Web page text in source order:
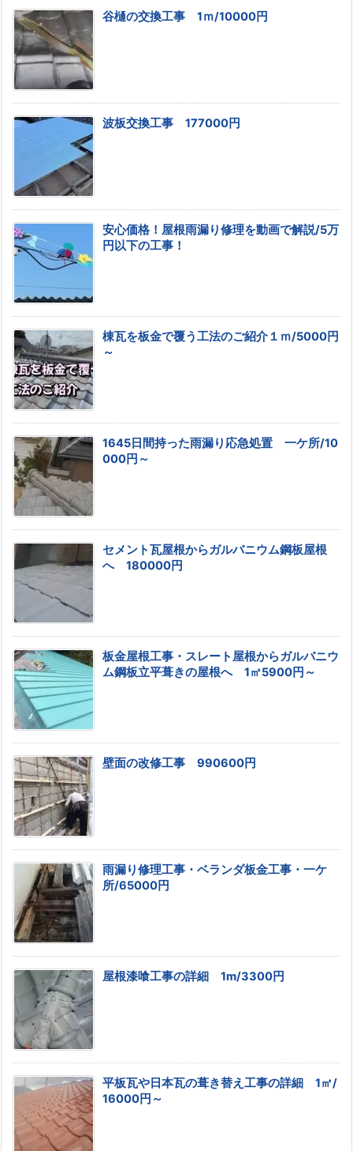
谷樋の交換工事 1ｍ/10000円
波板交換工事 177000円
安心価格！屋根雨漏り修理を動画で解説/5万
円以下の工事！
棟瓦を板金で覆う工法のご紹介１ｍ/5000円
～
1645日間持った雨漏り応急処置 一ケ所/10
000円～
セメント瓦屋根からガルバニウム鋼板屋根
へ 180000円
板金屋根工事・スレート屋根からガルバニウ
ム鋼板立平葺きの屋根へ 1㎡5900円～
壁面の改修工事 990600円
雨漏り修理工事・ベランダ板金工事・一ケ
所/65000円
屋根漆喰工事の詳細 1m/3300円
平板瓦や日本瓦の葺き替え工事の詳細 1㎡/
16000円～